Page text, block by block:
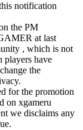
notification
the PM
at last
, which is not
players have
the
for the promotion
on xgameru
we disclaims any